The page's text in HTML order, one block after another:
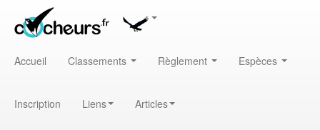
Accueil Classements Règlement Espèces
Inscription Liens Articles